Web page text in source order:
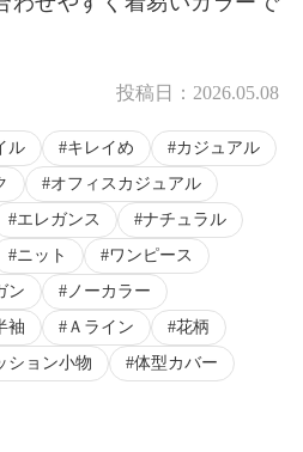
投稿日： 2026.05.08
ル キレイめ
カジュアル
オフィスカジュアル
エレガンス
ナチュラル
ニット
ワンピース
ン
ノーカラー
袖 Ａライン
花柄
ション小物
体型カバー